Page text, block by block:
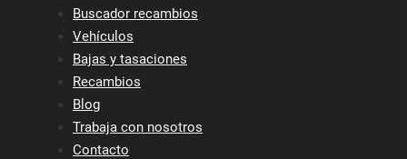
Buscador recambios
Vehículos
Bajas y tasaciones
Recambios
Blog
Trabaja con nosotros
Contacto